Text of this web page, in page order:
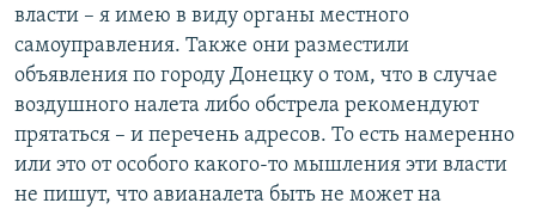
власти – я имею в виду органы местного
самоуправления. Также они разместили
объявления по городу Донецку о том, что в случае
воздушного налета либо обстрела рекомендуют
прятаться – и перечень адресов. То есть намеренно
или это от особого какого-то мышления эти власти
не пишут, что авианалета быть не может на